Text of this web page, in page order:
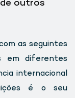
outros
as seguintes
em diferentes
internacional
é o seu